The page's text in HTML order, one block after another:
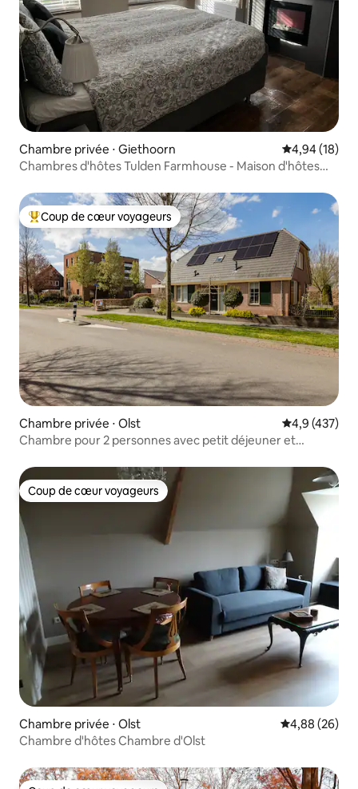
Chambre privée ⋅ Giethoorn Évaluation
4,94 (18)
Chambres d'hôtes Tulden Farmhouse - Maison d'hôtes
Coups de cœur voyageurs les plus appréciés
Coup de cœur voyageurs
Chambre privée ⋅ Olst Évaluation
4,9 (437)
Chambre pour 2 personnes avec petit déjeuner et
Coup de cœur voyageurs
Coup de cœur voyageurs
Chambre privée ⋅ Olst Évaluation
4,88 (26)
Chambre d'hôtes Chambre d'Olst